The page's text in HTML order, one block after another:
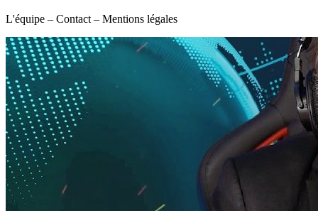
L'équipe – Contact – Mentions légales